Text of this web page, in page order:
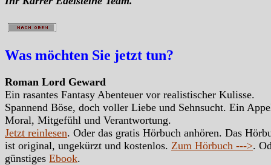
Was möchten Sie jetzt tun?
Roman Lord Geward
Ein rasantes Fantasy Abenteuer vor realistischer Kulisse.
Spannend Böse, doch voller Liebe und Sehnsucht. Ein
Moral, Mitgefühl und Verantwortung.
Jetzt reinlesen. Oder das gratis Hörbuch anhören. Das
ist original, ungekürzt und kostenlos. Zum Hörbuch --->.
günstiges Ebook.